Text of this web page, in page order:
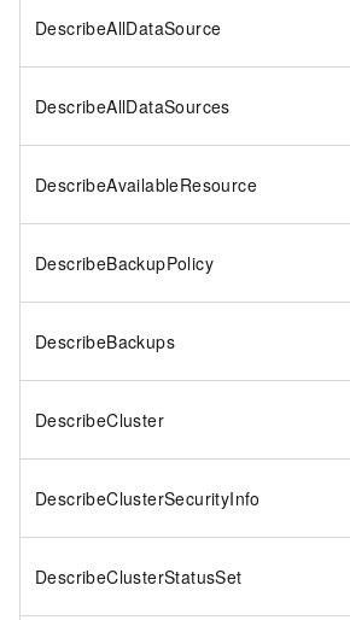
DescribeAllDataSource
DescribeAllDataSources
DescribeAvailableResource
DescribeBackupPolicy
DescribeBackups
DescribeCluster
DescribeClusterSecurityInfo
DescribeClusterStatusSet